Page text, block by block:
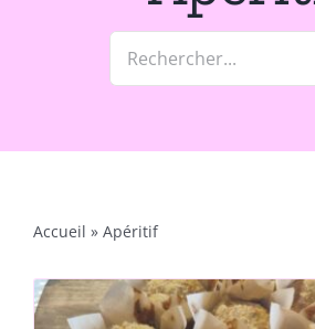
Rechercher:
Accueil » Apéritif